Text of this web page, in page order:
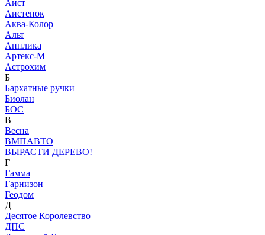
Аист
Аистенок
Аква-Колор
Альт
Апплика
Артекс-М
Астрохим
Б
Бархатные ручки
Биолан
БОС
В
Весна
ВМПАВТО
ВЫРАСТИ ДЕРЕВО!
Г
Гамма
Гарнизон
Геодом
Д
Десятое Королевство
ДПС